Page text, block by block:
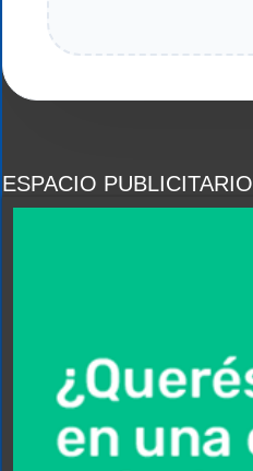
ESPACIO PUBLICITARIO